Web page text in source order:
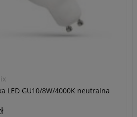
LED GU10/8W/4000K neutralna